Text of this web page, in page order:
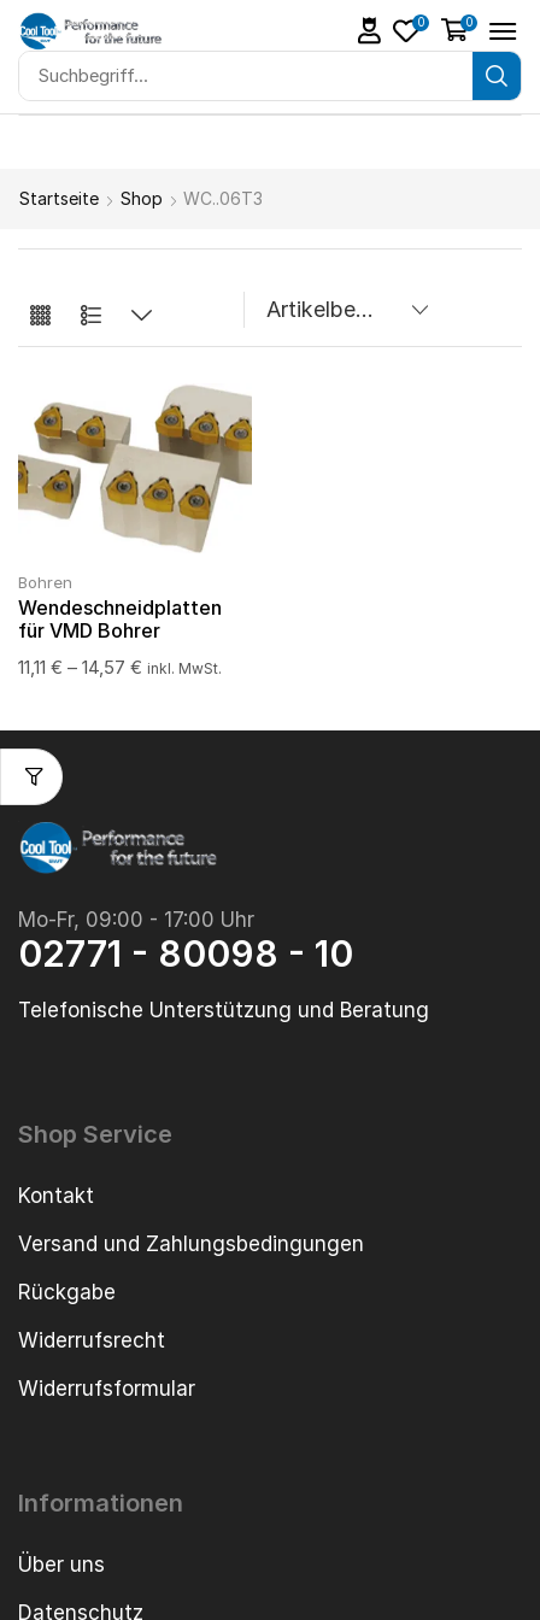
0 0
Startseite Shop WC..06T3
Bohren
Wendeschneidplatten
für VMD Bohrer
11,11 € – 14,57 € inkl. MwSt.
Mo-Fr, 09:00 - 17:00 Uhr
02771 - 80098 - 10
Telefonische Unterstützung und Beratung
Shop Service
Kontakt
Versand und Zahlungsbedingungen
Rückgabe
Widerrufsrecht
Widerrufsformular
Informationen
Über uns
Datenschutz